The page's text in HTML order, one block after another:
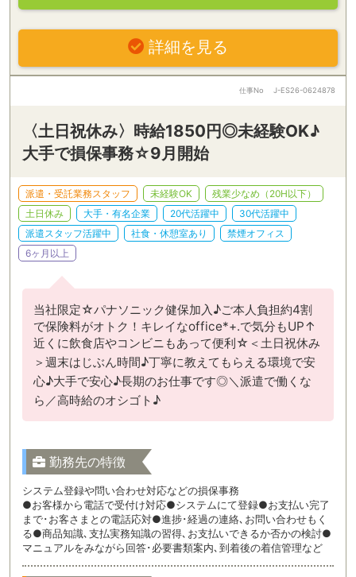
詳細を見る
仕事No J-ES26-0624878
〈土日祝休み〉時給1850円◎未経験OK♪
大手で損保事務☆9月開始
派遣・受託業務スタッフ 未経験OK
残業少なめ（20H以下）
土日休み
大手・有名企業 20代活躍中
30代活躍中
派遣スタッフ活躍中
社食・休憩室あり
禁煙オフィス
6ヶ月以上
当社限定☆パナソニック健保加入♪ご本人負担約4割
で保険料がオトク！キレイなoffice*+.で気分もUP↑
近くに飲食店やコンビニもあって便利☆＜土日祝休み
＞週末はじぶん時間♪丁寧に教えてもらえる環境で安
心♪大手で安心♪長期のお仕事です◎＼派遣で働くな
ら／高時給のオシゴト♪
勤務先の特徴
システム登録や問い合わせ対応などの損保事務
●お客様から電話で受付け対応●システムにて登録●お支払い完了
まで･お客さまとの電話応対●進捗･経過の連絡､お問い合わせもく
る●商品知識､支払実務知識の習得､お支払いできるか否かの検討●
マニュアルをみながら回答･必要書類案内､到着後の着信管理など